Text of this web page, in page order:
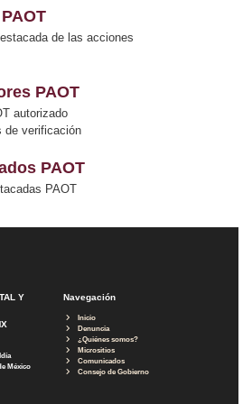
de las acciones
PAOT
autorizado
de verificación
PAOT
PAOT
Y
México
Navegación
Inicio
Denuncia
¿Quiénes somos?
Micrositios
Comunicados
Consejo de Gobierno